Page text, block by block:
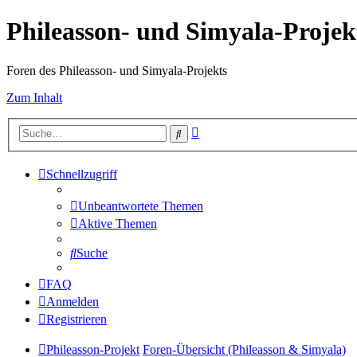
Phileasson- und Simyala-
Foren des Phileasson- und Simyala-Projekts
Zum Inhalt
Suche
Schnellzugriff
Unbeantwortete Themen
Aktive Themen
Suche
FAQ
Anmelden
Registrieren
Phileasson-Projekt Foren-Übersicht (Phileasson & Simyala)